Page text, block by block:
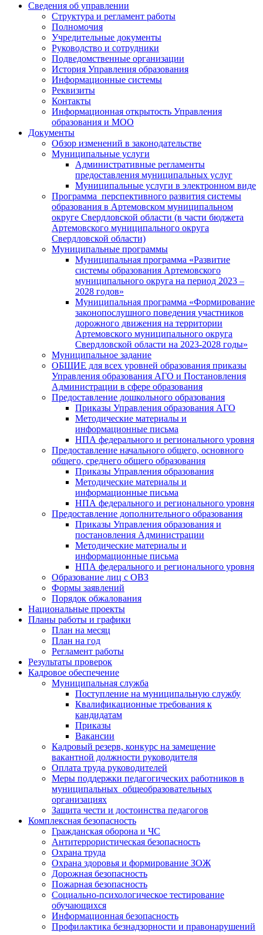
Сведения об управлении
Структура и регламент работы
Полномочия
Учредительные документы
Руководство и сотрудники
Подведомственные организации
История Управления образования
Информационные системы
Реквизиты
Контакты
Информационная открытость Управления
образования и МОО
Документы
Обзор изменений в законодательстве
Муниципальные услуги
Административные регламенты
предоставления муниципальных услуг
Муниципальные услуги в электронном виде
Программа перспективного развития системы
образования в Артемовском муниципальном
округе Свердловской области (в части бюджета
Артемовского муниципального округа
Свердловской области)
Муниципальные программы
Муниципальная программа «Развитие
системы образования Артемовского
муниципального округа на период 2023 –
2028 годов»
Муниципальная программа «Формирование
законопослушного поведения участников
дорожного движения на территории
Артемовского муниципального округа
Свердловской области на 2023-2028 годы»
Муниципальное задание
ОБЩИЕ для всех уровней образования приказы
Управления образования АГО и Постановления
Администрации в сфере образования
Предоставление дошкольного образования
Приказы Управления образования АГО
Методические материалы и
информационные письма
НПА федерального и регионального уровня
Предоставление начального общего, основного
общего, среднего общего образования
Приказы Управления образования
Методические материалы и
информационные письма
НПА федерального и регионального уровня
Предоставление дополнительного образования
Приказы Управления образования и
постановления Администрации
Методические материалы и
информационные письма
НПА федерального и регионального уровня
Образование лиц с ОВЗ
Формы заявлений
Порядок обжалования
Национальные проекты
Планы работы и графики
План на месяц
План на год
Регламент работы
Результаты проверок
Кадровое обеспечение
Муниципальная служба
Поступление на муниципальную службу
Квалификационные требования к
кандидатам
Приказы
Вакансии
Кадровый резерв, конкурс на замещение
вакантной должности руководителя
Оплата труда руководителей
Меры поддержки педагогических работников в
муниципальных общеобразовательных
организациях
Защита чести и достоинства педагогов
Комплексная безопасность
Гражданская оборона и ЧС
Антитеррористическая безопасность
Охрана труда
Охрана здоровья и формирование ЗОЖ
Дорожная безопасность
Пожарная безопасность
Социально-психологическое тестирование
обучающихся
Информационная безопасность
Профилактика безнадзорности и правонарушений